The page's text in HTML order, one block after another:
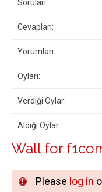
Soruları:
Cevapları:
Yorumları:
Oyları:
Verdiği Oylar:
Aldığı Oylar:
Wall for
Please log in